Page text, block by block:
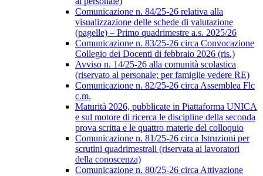
Comunicazione n. 84/25-26 relativa alla
visualizzazione delle schede di valutazione
(pagelle) – Primo quadrimestre a.s. 2025/26
Comunicazione n. 83/25-26 circa Convocazione
Collegio dei Docenti di febbraio 2026 (ris.)
Avviso n. 14/25-26 alla comunità scolastica
(riservato al personale; per famiglie vedere RE)
Comunicazione n. 82/25-26 circa Assemblea Flc
c.m.
Maturità 2026, pubblicate in Piattaforma UNICA
e sul motore di ricerca le discipline della seconda
prova scritta e le quattro materie del colloquio
Comunicazione n. 81/25-26 circa Istruzioni per
scrutini quadrimestrali (riservata ai lavoratori
della conoscenza)
Comunicazione n. 80/25-26 circa Attivazione